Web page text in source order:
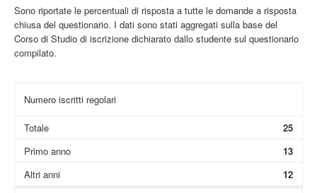
Sono riportate le percentuali di risposta a tutte le domande a risposta
chiusa del questionario. I dati sono stati aggregati sulla base del
Corso di Studio di iscrizione dichiarato dallo studente sul questionario
compilato.
Numero iscritti regolari
Totale
25
Primo anno
13
Altri anni
12